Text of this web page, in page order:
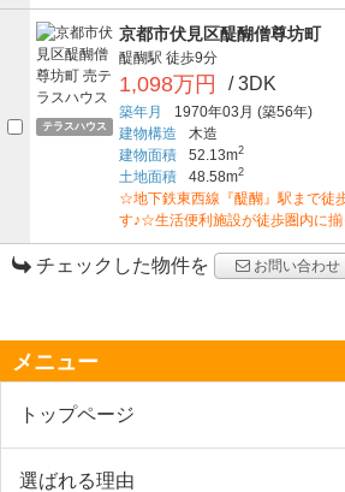
テラスハウス
京都市伏見区醍醐僧尊坊町
醍醐駅 徒歩9分
1,098万円 / 3DK
築年月 1970年03月 (築56年)
建物構造
木造
建物面積
52.13m2
土地面積 48.58m2
☆地下鉄東西線『醍醐』駅まで徒
す♪☆生活便利施設が徒歩圏内に揃
チェックした物件を お問い合わせ
メニュー
トップページ
選ばれる理由